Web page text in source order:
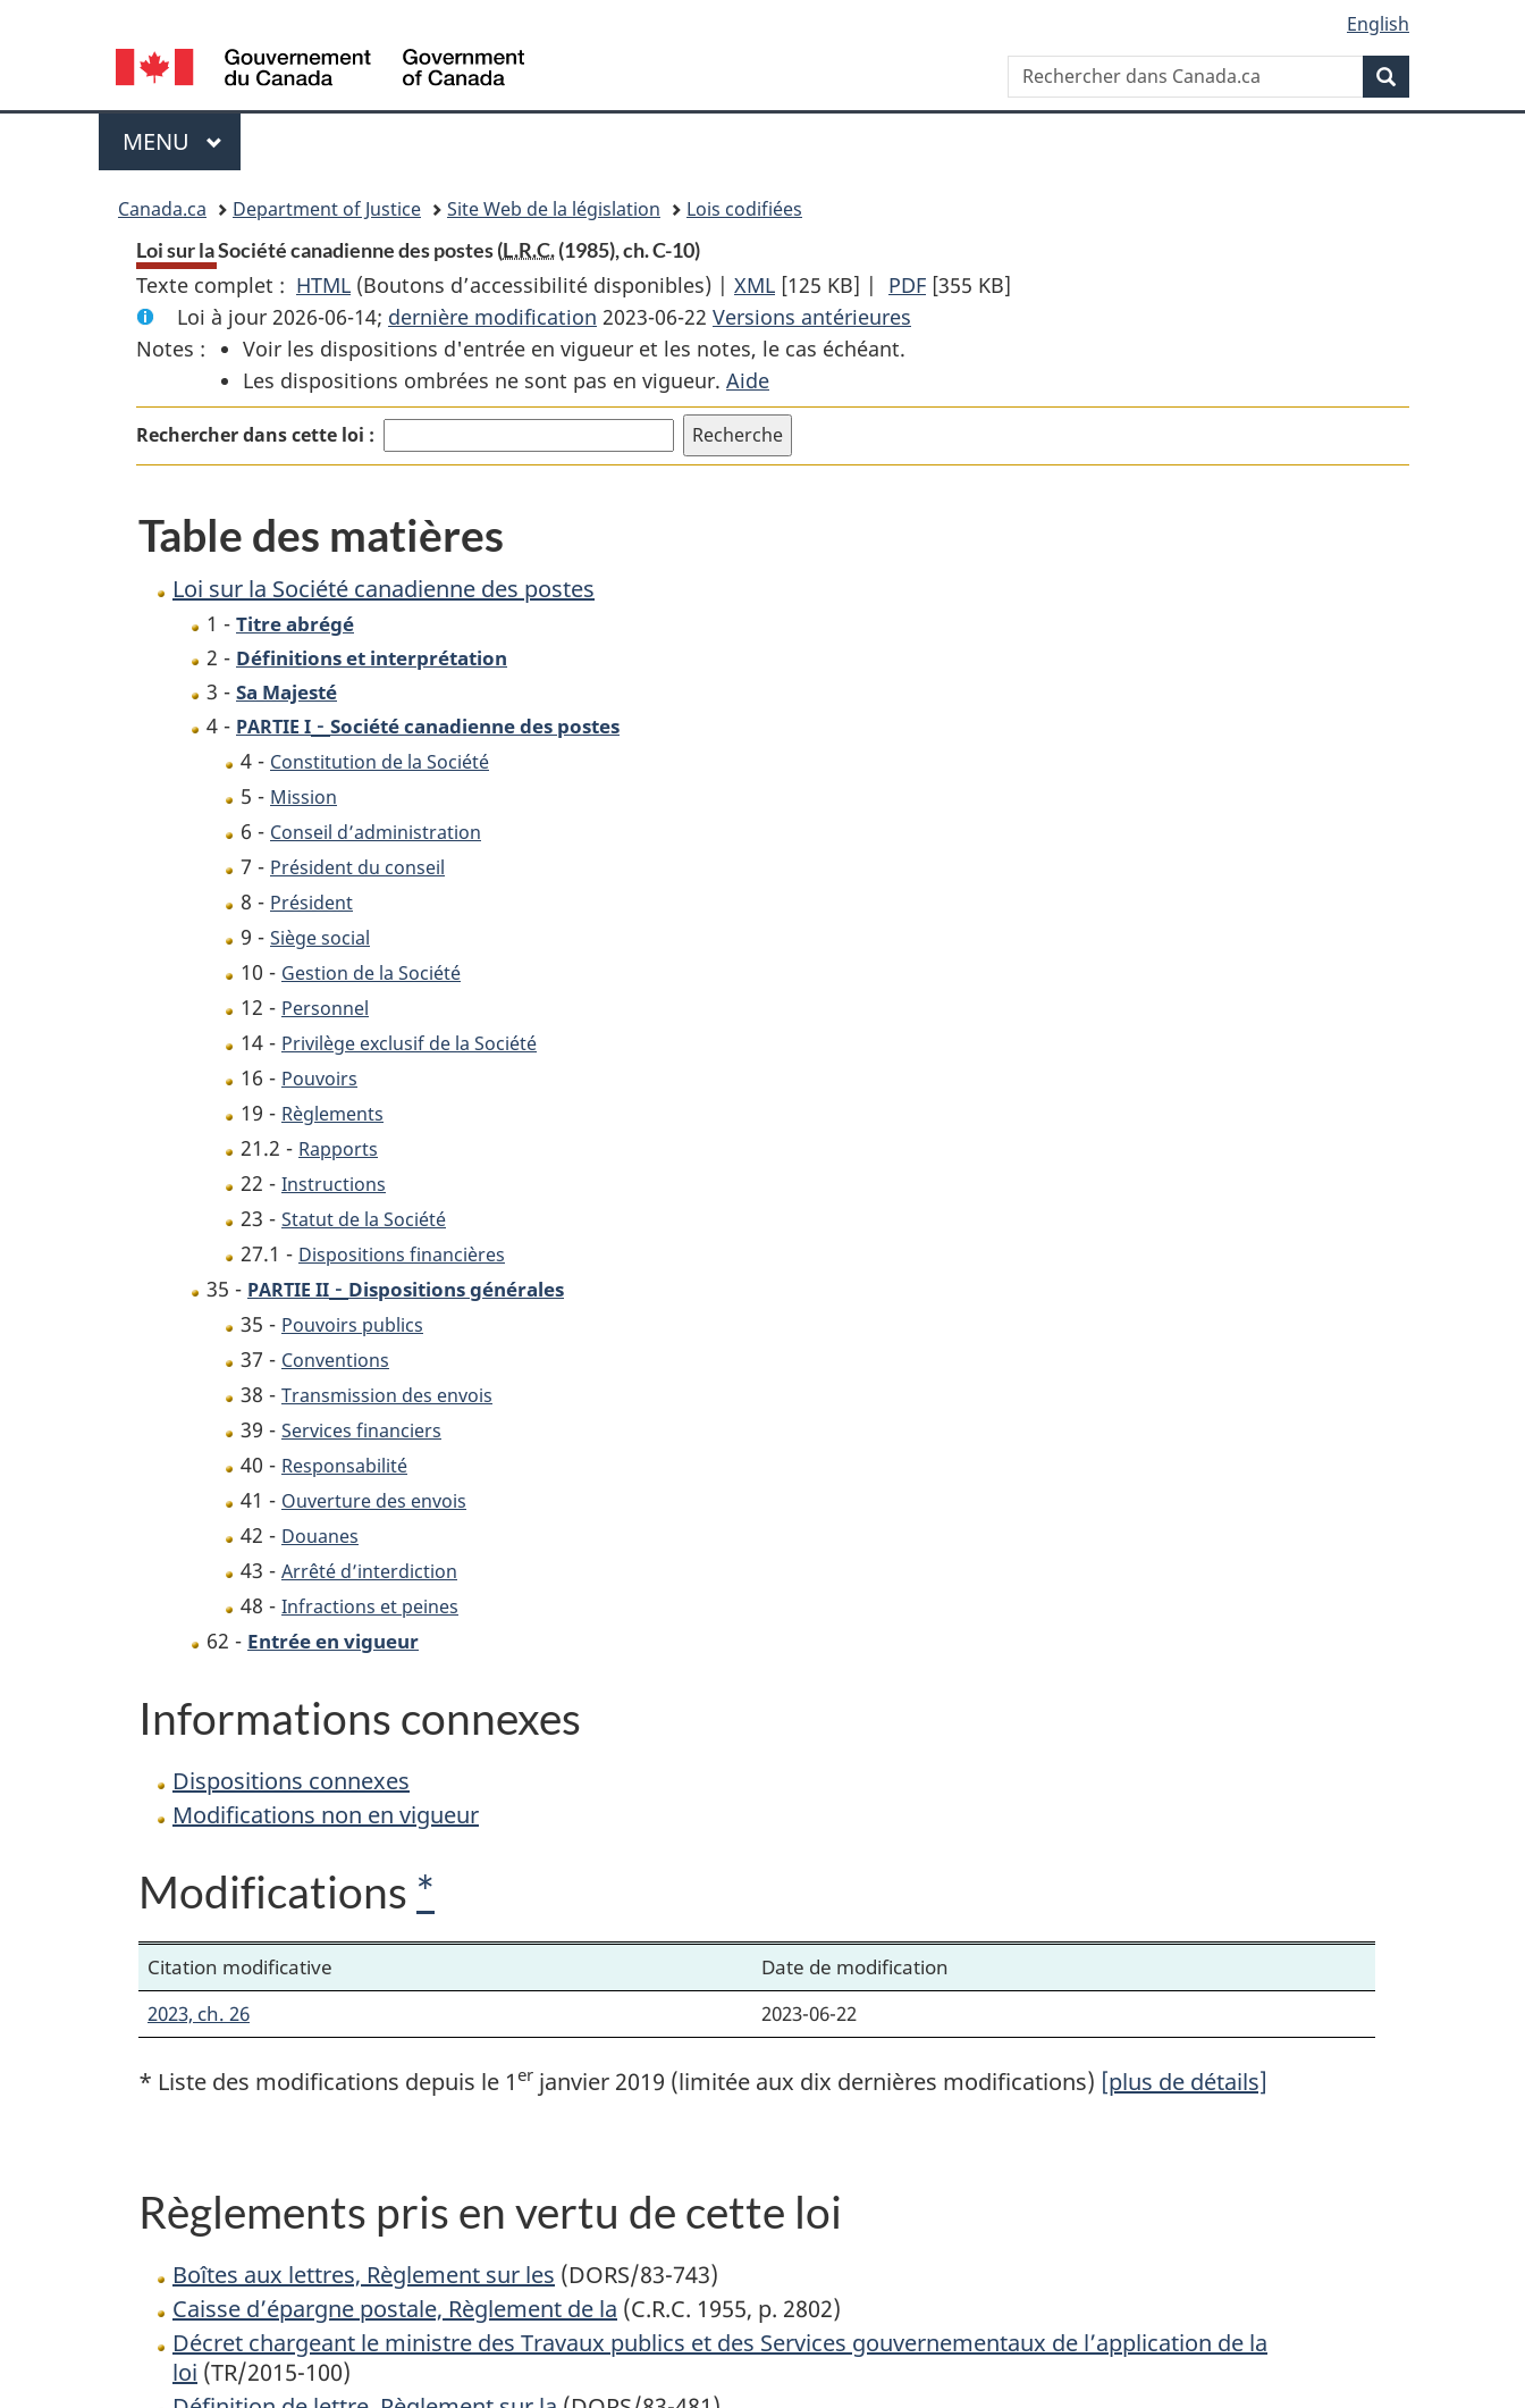
principal
À
site
version
Language
selection
English
Rechercher
dans
Canada.ca
Menu
MENU PRINCIPAL
Canada.ca Department of Justice Site Web de la législation
Lois codifiées
Loi sur la Société canadienne des postes (L.R.C.(1985), ch. C-10)
Texte complet : HTML Texte
complet
:
Loi
sur
la
des
(Boutons d’accessibilité disponibles) | XML Texte
complet
:
sur
la
[125 KB] | PDF Texte
sur
[355 KB]
Loi à jour 2026-06-14; dernière modification 2023-06-22 Versions antérieures
Notes :
Voir les dispositions d'entrée en vigueur et les notes, le cas échéant.
Les dispositions ombrées ne sont pas en vigueur. Aide
Rechercher dans cette loi :
Table des matières
Loi sur la Société canadienne des postes
1 - Titre abrégé
2 - Définitions et interprétation
3 - Sa Majesté
4 - PARTIE I - Société canadienne des postes
4 - Constitution de la Société
5 - Mission
6 - Conseil d’administration
7 - Président du conseil
8 - Président
9 - Siège social
10 - Gestion de la Société
12 - Personnel
14 - Privilège exclusif de la Société
16 - Pouvoirs
19 - Règlements
21.2 - Rapports
22 - Instructions
23 - Statut de la Société
27.1 - Dispositions financières
35 - PARTIE II - Dispositions générales
35 - Pouvoirs publics
37 - Conventions
38 - Transmission des envois
39 - Services financiers
40 - Responsabilité
41 - Ouverture des envois
42 - Douanes
43 - Arrêté d’interdiction
48 - Infractions et peines
62 - Entrée en vigueur
Informations connexes
Dispositions connexes
Modifications non en vigueur
Modifications *
Citation modificative
Date de modification
2023, ch. 26
2023-06-22
* Liste des modifications depuis le 1 er janvier 2019 (limitée aux dix dernières modifications) [plus de détails]
Règlements pris en vertu de cette loi
Boîtes aux lettres, Règlement sur les (DORS/83-743)
Caisse d’épargne postale, Règlement de la (C.R.C. 1955, p. 2802)
Décret chargeant le ministre des Travaux publics et des Services gouvernementaux de l’application de la
loi (TR/2015-100)